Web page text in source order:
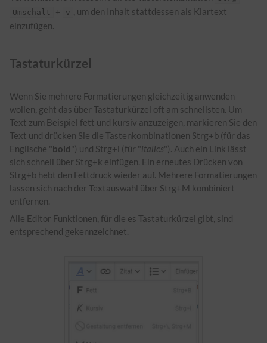
Umschalt + v , um den Inhalt stattdessen als Klartext
einzufügen.
Tastaturkürzel
Wenn Sie mehrere Formatierungen gleichzeitig anwenden
wollen, geht das über Tastaturkürzel oft am schnellsten. Um
Text zum Beispiel fett und kursiv anzuzeigen, markieren Sie den
Text und drücken Sie die Tastenkombinationen Strg+b (für das
Englische "bold") und Strg+i (für "italics"). Auch ein Link lässt
sich schnell über Strg+k einfügen. Ein erneutes Drücken von
Strg+b hebt den Fettdruck wieder auf. Mehrere Formatierungen
lassen sich nach der Textauswahl über Strg+M kombiniert
entfernen.
Alle Editor Funktionen, für die es Tastaturkürzel gibt, sind
entsprechend gekennzeichnet.